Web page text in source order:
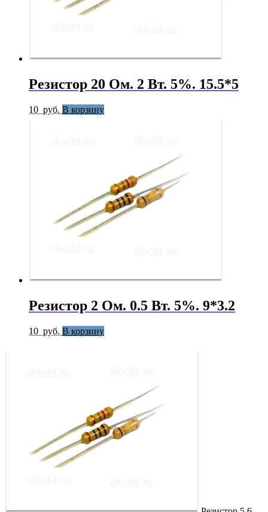
Резистор 20 Ом. 2 Вт. 5%. 15.5*5
10 руб. В корзину
Резистор 2 Ом. 0.5 Вт. 5%. 9*3.2
10 руб. В корзину